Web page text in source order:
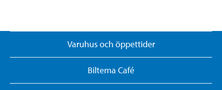
Varuhus och öppettider
Biltema Café